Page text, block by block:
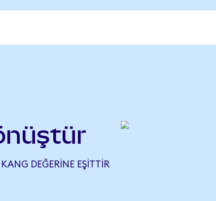
DEĞERINE EŞITTIR